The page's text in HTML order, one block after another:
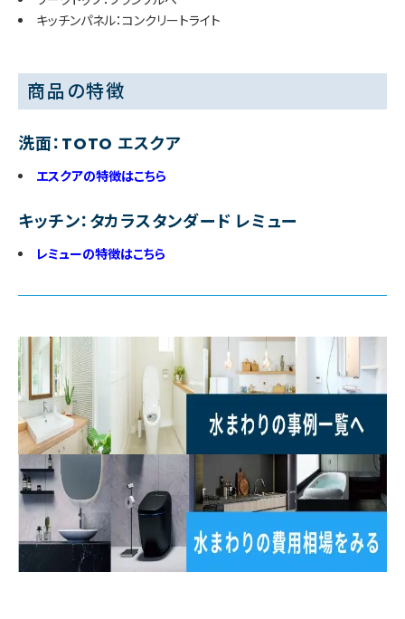
キッチンパネル：コンクリートライト
商品の特徴
洗面：TOTO エスクア
エスクアの特徴はこちら
キッチン：タカラスタンダード レミュー
レミューの特徴はこちら